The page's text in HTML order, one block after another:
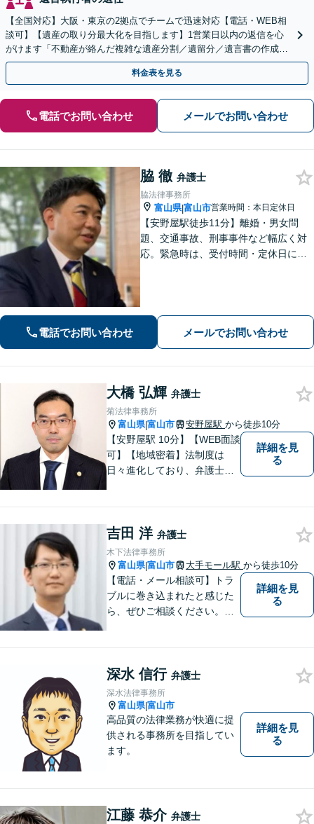
【全国対応】大阪・東京の2拠点でチームで迅速対応【電話・WEB相
談可】【遺産の取り分最大化を目指します】1営業日以内の返信を心
がけます「不動産が絡んだ複雑な遺産分割／遺留分／遺言書の作成・
執行／事業承継など、お任せください」【休日相談あり】
料金表を見る
電話でお問い合わせ メールでお問い合わせ
脇 徹 弁護士
脇法律事務所
富山県|富山市営業時間：本日定休日
【安野屋駅徒歩11分】離婚・男女問
題、交通事故、刑事事件など幅広く対
応。緊急時は、受付時間・定休日に関
相談可】
電話でお問い合わせ メールでお問い合わせ
大橋 弘輝 弁護士
菊法律事務所
富山県|富山市 安野屋駅 から徒歩10分
【安野屋駅 10分】【WEB面談
可】【地域密着】法制度は
日々進化しており、弁護士に
の声にしっかり耳を傾ける姿
勢は変わりません。
詳細を見
る
吉田 洋 弁護士
木下法律事務所
富山県|富山市 大手モール駅 から徒歩10分
【電話・メール相談可】トラ
ブルに巻き込まれたと感じた
ら、ぜひご相談ください。離
を解決するため、迅速かつ丁
寧にサポートいたします。
【夜間対応可能】
詳細を見
る
深水 信行 弁護士
深水法律事務所
富山県|富山市
高品質の法律業務が快適に提
供される事務所を目指してい
ます。
詳細を見
る
江藤 恭介 弁護士